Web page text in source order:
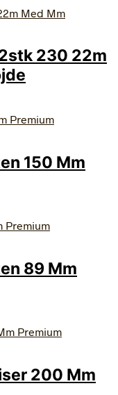
230 22m
150 Mm
89 Mm
200 Mm